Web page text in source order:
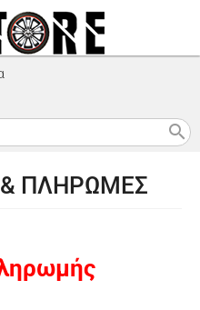
search
& ΠΛΗΡΩΜΕΣ